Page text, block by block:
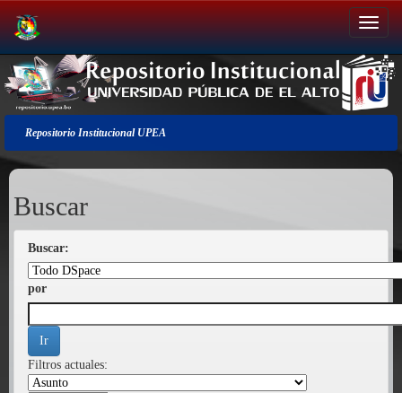
Salir
de
la
navegación
Repositorio Institucional UPEA
Buscar
Buscar:
por
Filtros actuales: